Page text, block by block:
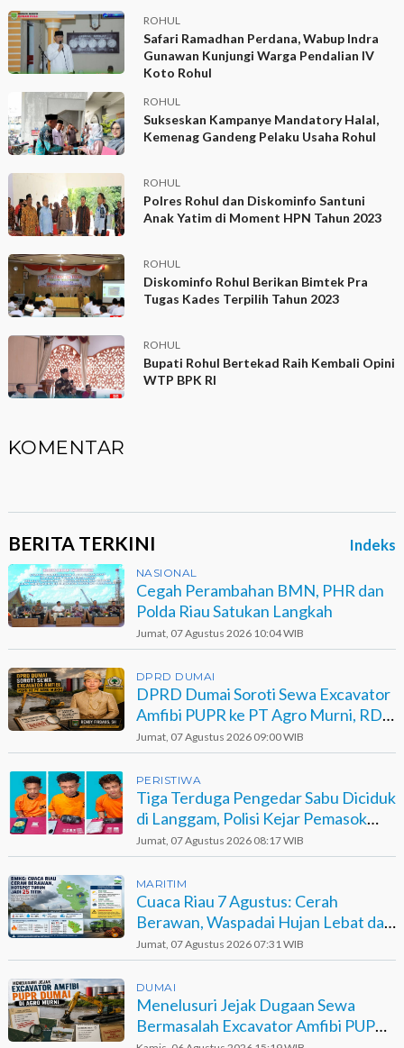
ROHUL
Safari Ramadhan Perdana, Wabup Indra
Gunawan Kunjungi Warga Pendalian IV
Koto Rohul
ROHUL
Sukseskan Kampanye Mandatory Halal,
Kemenag Gandeng Pelaku Usaha Rohul
ROHUL
Polres Rohul dan Diskominfo Santuni
Anak Yatim di Moment HPN Tahun 2023
ROHUL
Diskominfo Rohul Berikan Bimtek Pra
Tugas Kades Terpilih Tahun 2023
ROHUL
Bupati Rohul Bertekad Raih Kembali Opini
WTP BPK RI
KOMENTAR
BERITA TERKINI Indeks
NASIONAL
Cegah Perambahan BMN, PHR dan
Polda Riau Satukan Langkah
Jumat, 07 Agustus 2026 10:04 WIB
DPRD DUMAI
DPRD Dumai Soroti Sewa Excavator
Amfibi PUPR ke PT Agro Murni, RDP
Jadi Opsi
Jumat, 07 Agustus 2026 09:00 WIB
PERISTIWA
Tiga Terduga Pengedar Sabu Diciduk
di Langgam, Polisi Kejar Pemasok
Berinisial GA
Jumat, 07 Agustus 2026 08:17 WIB
MARITIM
Cuaca Riau 7 Agustus: Cerah
Berawan, Waspadai Hujan Lebat dan
Petir
Jumat, 07 Agustus 2026 07:31 WIB
DUMAI
Menelusuri Jejak Dugaan Sewa
Bermasalah Excavator Amfibi PUPR